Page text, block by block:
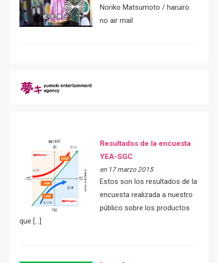
Noriko Matsumoto / haruiro
no air mail
Resultados de la encuesta
YEA-SGC
en 17 marzo 2015
Estos son los resultados de la
encuesta realizada a nuestro
público sobre los productos
que […]